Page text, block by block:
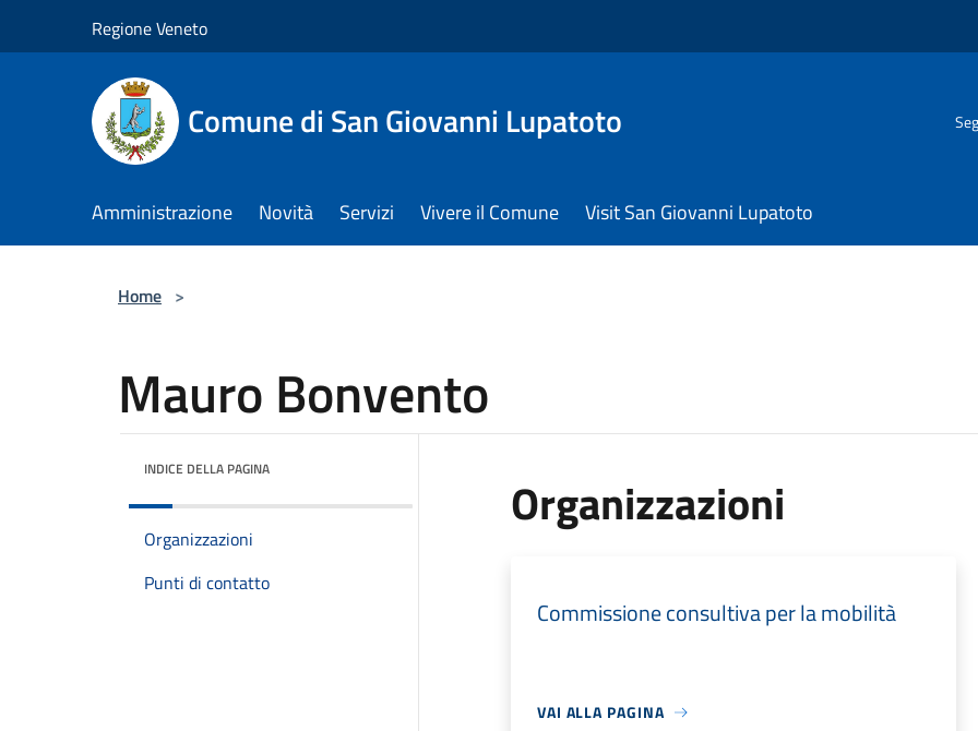
Regione Veneto
Comune di San Giovanni Lupatoto
Amministrazione Novità Servizi Vivere il Comune Visit San Giovanni Lupatoto
Home >
Mauro Bonvento
INDICE DELLA PAGINA
Organizzazioni
Punti di contatto
Organizzazioni
Commissione consultiva per la mobilità
VAI ALLA PAGINA